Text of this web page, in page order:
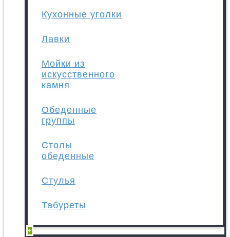
Кухонные уголки
Лавки
Мойки из
искусственного
камня
Обеденные
группы
Столы
обеденные
Стулья
Табуреты
+